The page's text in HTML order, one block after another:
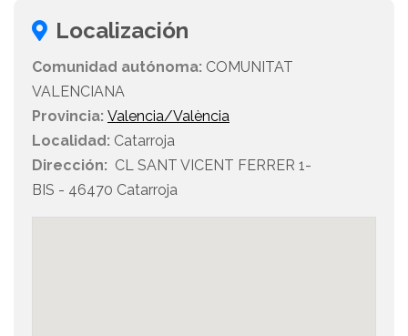
Localización
Comunidad autónoma: COMUNITAT
VALENCIANA
Provincia: Valencia/València
Localidad: Catarroja
Dirección: CL SANT VICENT FERRER 1-
BIS - 46470 Catarroja